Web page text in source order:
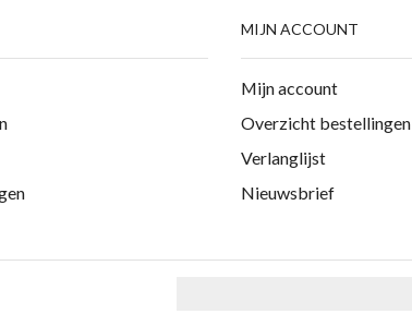
MIJN ACCOUNT
Mijn account
Overzicht bestellingen
Verlanglijst
Nieuwsbrief